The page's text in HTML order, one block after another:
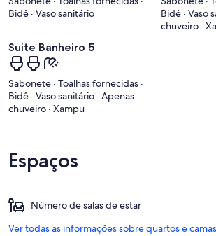
Bidê · Vaso sanitário
Bidê · Vaso
chuveiro ·
Suite Banheiro 5
Sabonete · Toalhas fornecidas ·
Bidê · Vaso sanitário · Apenas
chuveiro · Xampu
Espaços
Número de salas de estar
Ver todas as informações sobre quartos e camas